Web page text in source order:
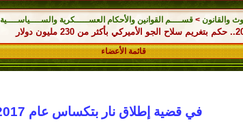
والقانون > قســــم القوانين والأحكام العســـــكرية والســــياســــية
قائمة الأعضاء
في قضية إطلاق نار بتكساس عام 2017.. حكم بتغريم سلاح الجو الأميركي بأكثر من 230 مليون دولار